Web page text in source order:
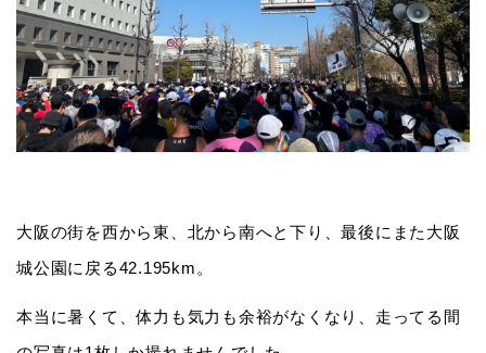
大阪の街を西から東、北から南へと下り、最後にまた大阪
城公園に戻る42.195km。
本当に暑くて、体力も気力も余裕がなくなり、走ってる間